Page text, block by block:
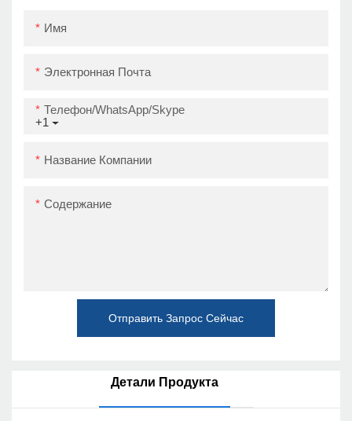
Имя
Электронная Почта
+1
Телефон/WhatsApp/Skype
Название Компании
Содержание
Отправить Запрос Сейчас
Детали Продукта